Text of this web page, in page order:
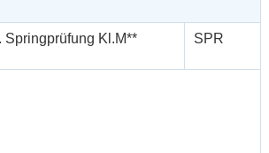
Springprüfung Kl.M** SPR